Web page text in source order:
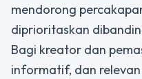
mendorong
diprioritaskan
Bagi kreator dan
informatif, dan